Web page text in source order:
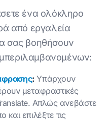
ένα ολόκληρο
από εργαλεία
σας βοηθήσουν
: Υπάρχουν
μεταφραστικές
Απλώς ανεβάστε
επιλέξτε τις